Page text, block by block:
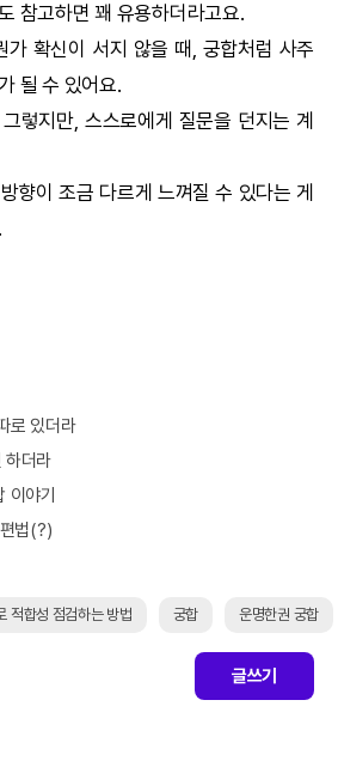
참고하면 꽤 유용하더라고요.
가 확신이 서지 않을 때, 궁합처럼 사주
될 수 있어요.
렇지만, 스스로에게 질문을 던지는 계
향이 조금 다르게 느껴질 수 있다는 게
로 있더라
하더라
이야기
법(?)
적합성 점검하는 방법 궁합 운명한권 궁합
글쓰기